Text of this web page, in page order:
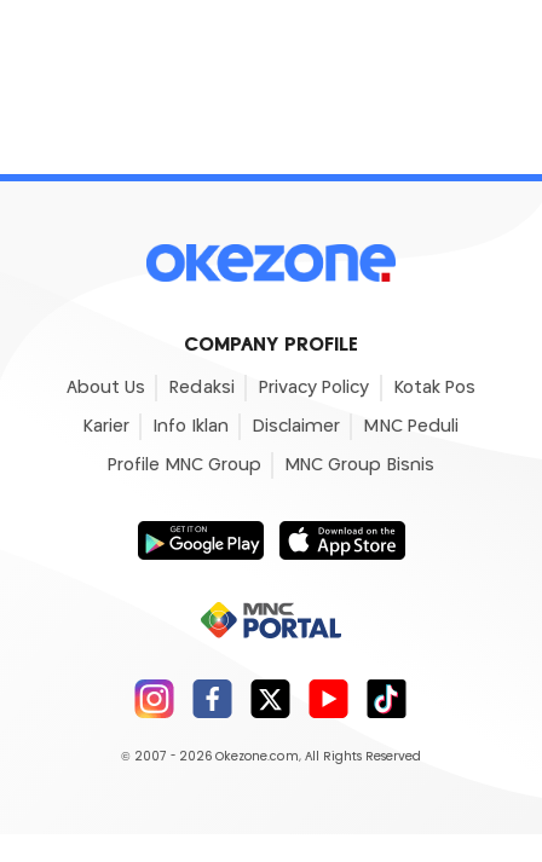
COMPANY PROFILE
About Us Redaksi Privacy Policy Kotak Pos
Karier Info Iklan Disclaimer MNC Peduli
Profile MNC Group MNC Group Bisnis
© 2007 - 2026 Okezone.com, All Rights Reserved